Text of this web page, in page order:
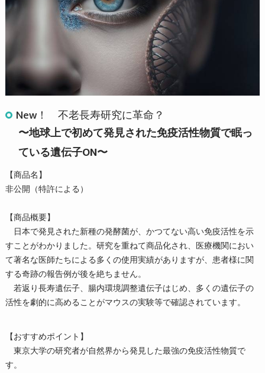
New！ 不老長寿研究に革命？
〜地球上で初めて発見された免疫活性物質で眠っ
ている遺伝子ON〜
【商品名】
非公開（特許による）
【商品概要】
日本で発見された新種の発酵菌が、かつてない高い免疫活性を示
すことがわかりました。研究を重ねて商品化され、医療機関におい
て著名な医師たちによる多くの使用実績がありますが、患者様に関
する奇跡の報告例が後を絶ちません。
若返り長寿遺伝子、腸内環境調整遺伝子はじめ、多くの遺伝子の
活性を劇的に高めることがマウスの実験等で確認されています。
【おすすめポイント】
東京大学の研究者が自然界から発見した最強の免疫活性物質で
す。